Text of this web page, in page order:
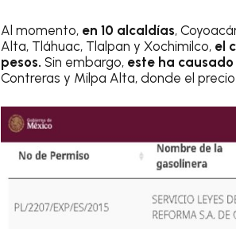
Al momento, en 10 alcaldías,
Alta, Tláhuac, Tlalpan y Xochimilco, el
pesos. Sin embargo, este ha
Contreras y Milpa Alta, donde el